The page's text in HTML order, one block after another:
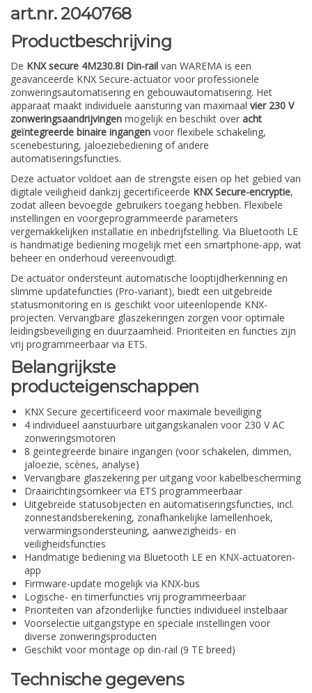
art.nr. 2040768
Productbeschrijving
De KNX secure 4M230.8I Din-rail van WAREMA is een
geavanceerde KNX Secure-actuator voor professionele
zonweringsautomatisering en gebouwautomatisering. Het
apparaat maakt individuele aansturing van maximaal vier 230 V
zonweringsaandrijvingen mogelijk en beschikt over acht
geïntegreerde binaire ingangen voor flexibele schakeling,
scenebesturing, jaloeziebediening of andere
automatiseringsfuncties.
Deze actuator voldoet aan de strengste eisen op het gebied van
digitale veiligheid dankzij gecertificeerde KNX Secure-encryptie,
zodat alleen bevoegde gebruikers toegang hebben. Flexibele
instellingen en voorgeprogrammeerde parameters
vergemakkelijken installatie en inbedrijfstelling. Via Bluetooth LE
is handmatige bediening mogelijk met een smartphone-app, wat
beheer en onderhoud vereenvoudigt.
De actuator ondersteunt automatische looptijdherkenning en
slimme updatefuncties (Pro-variant), biedt een uitgebreide
statusmonitoring en is geschikt voor uiteenlopende KNX-
projecten. Vervangbare glaszekeringen zorgen voor optimale
leidingsbeveiliging en duurzaamheid. Prioriteiten en functies zijn
vrij programmeerbaar via ETS.
Belangrijkste
producteigenschappen
KNX Secure gecertificeerd voor maximale beveiliging
4 individueel aanstuurbare uitgangskanalen voor 230 V AC
zonweringsmotoren
8 geïntegreerde binaire ingangen (voor schakelen, dimmen,
jaloezie, scènes, analyse)
Vervangbare glaszekering per uitgang voor kabelbescherming
Draairichtingsomkeer via ETS programmeerbaar
Uitgebreide statusobjecten en automatiseringsfuncties, incl.
zonnestandsberekening, zonafhankelijke lamellenhoek,
verwarmingsondersteuning, aanwezigheids- en
veiligheidsfuncties
Handmatige bediening via Bluetooth LE en KNX-actuatoren-
app
Firmware-update mogelijk via KNX-bus
Logische- en timerfuncties vrij programmeerbaar
Prioriteiten van afzonderlijke functies individueel instelbaar
Voorselectie uitgangstype en speciale instellingen voor
diverse zonweringsproducten
Geschikt voor montage op din-rail (9 TE breed)
Technische gegevens